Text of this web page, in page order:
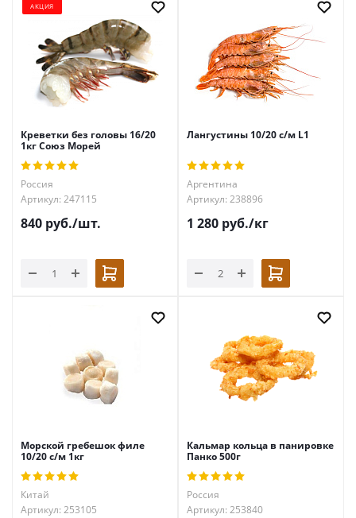
АКЦИЯ
Креветки без головы 16/20
1кг Союз Морей
Россия
Артикул: 247115
840 руб./шт.
Лангустины 10/20 с/м L1
Аргентина
Артикул: 238896
1 280 руб./кг
Морской гребешок филе
10/20 с/м 1кг
Китай
Артикул: 253105
Кальмар кольца в панировке
Панко 500г
Россия
Артикул: 253840